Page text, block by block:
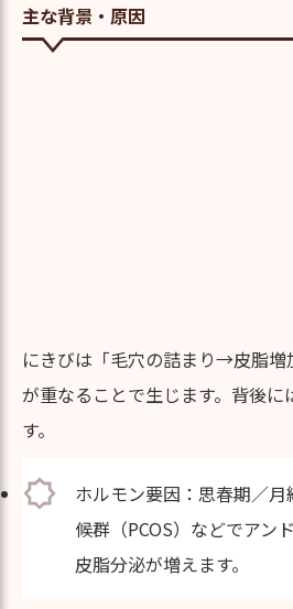
主な背景・原因
にきびは「毛穴の詰まり→皮脂
が重なることで生じます。背後に
す。
ホルモン要因：思春期／
候群（PCOS）などでアン
皮脂分泌が増えます。